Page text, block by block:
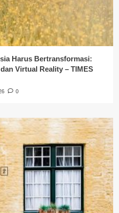
Harus Bertransformasi:
Virtual Reality – TIMES
0